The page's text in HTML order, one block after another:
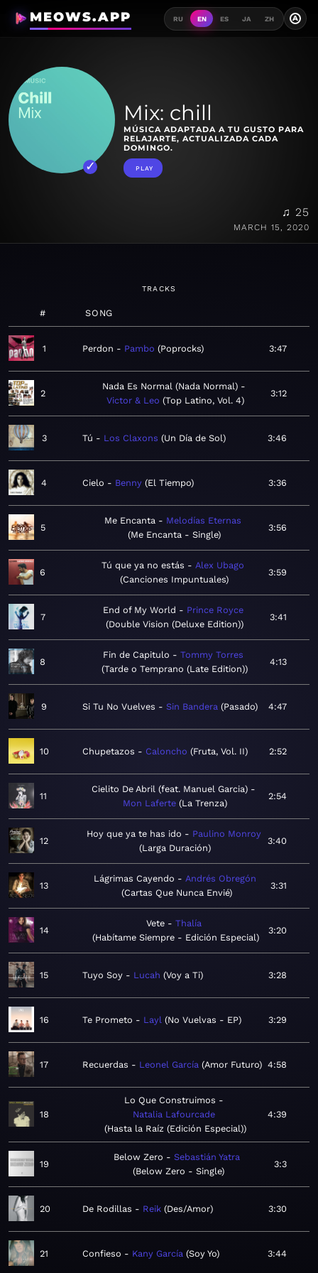
MEOWS.APP RU EN ES JA ZH A
Mix: chill
MÚSICA ADAPTADA A TU GUSTO PARA
RELAJARTE, ACTUALIZADA CADA
DOMINGO.
PLAY
♫ 25
MARCH 15, 2020
TRACKS
# SONG
1 Perdon Pambo Poprocks 3:47
2
Nada Es Normal (Nada Normal)
Victor & Leo Top Latino, Vol. 4
3:12
3 Tú Los Claxons Un Día de Sol 3:46
4 Cielo Benny El Tiempo 3:36
5
Me Encanta
Melodías Eternas
Me Encanta - Single
3:56
6
Tú que ya no estás
Alex Ubago
Canciones Impuntuales
3:59
7
End of My World
Prince Royce
Double Vision (Deluxe Edition)
3:41
8
Fin de Capitulo
Tommy Torres
Tarde o Temprano (Late Edition)
4:13
9 Si Tu No Vuelves Sin Bandera Pasado 4:47
10 Chupetazos Caloncho Fruta, Vol. II 2:52
11
Cielito De Abril (feat. Manuel Garcia)
Mon Laferte La Trenza
2:54
12
Hoy que ya te has ido
Paulino Monroy
Larga Duración
3:40
13
Lágrimas Cayendo
Andrés Obregón
Cartas Que Nunca Envié
3:31
14
Vete
Thalía
Habítame Siempre - Edición Especial
3:20
15 Tuyo Soy Lucah Voy a Ti 3:28
16 Te Prometo Layl No Vuelvas - EP 3:29
17 Recuerdas Leonel García Amor Futuro 4:58
18
Lo Que Construimos
Natalia Lafourcade
Hasta la Raíz (Edición Especial)
4:39
19
Below Zero
Sebastián Yatra
Below Zero - Single
3:3
20 De Rodillas Reik Des/Amor 3:30
21 Confieso Kany García Soy Yo 3:44